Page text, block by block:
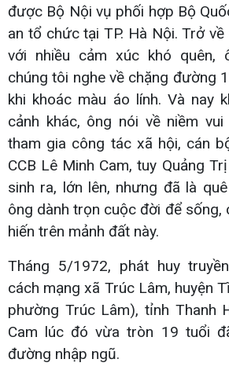
được Bộ Nội vụ phối hợp Bộ
an tổ chức tại TP. Hà Nội. Trở
với nhiều cảm xúc khó quên,
chúng tôi nghe về chặng đường
khi khoác màu áo lính. Và nay
cảnh khác, ông nói về niềm
tham gia công tác xã hội, cán
CCB Lê Minh Cam, tuy Quảng
sinh ra, lớn lên, nhưng đã là
ông dành trọn cuộc đời để sống,
hiến trên mảnh đất này.
Tháng 5/1972, phát huy
cách mạng xã Trúc Lâm, huyện
phường Trúc Lâm), tỉnh Thanh
Cam lúc đó vừa tròn 19 tuổi
đường nhập ngũ.